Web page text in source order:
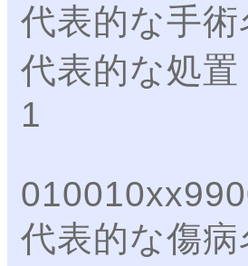
代表的な手
代表的な処
1
代表的な傷